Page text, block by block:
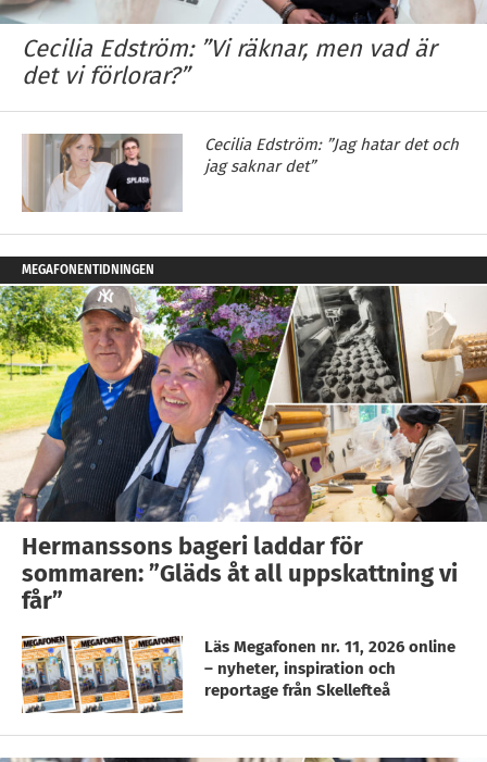
Cecilia Edström: ”Vi räknar, men vad är
det vi förlorar?”
Cecilia Edström: ”Jag hatar det och
jag saknar det”
MEGAFONENTIDNINGEN
Hermanssons bageri laddar för
sommaren: ”Gläds åt all uppskattning vi
får”
Läs Megafonen nr. 11, 2026 online
– nyheter, inspiration och
reportage från Skellefteå